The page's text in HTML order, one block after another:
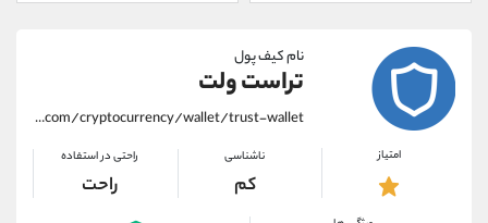
نام کیف پول
تراست ولت
https://alirezamehrabi.com/cryptocurrency/wallet/trust-wallet
امتیاز ناشناسی
کم
راحتی در استفاده
راحت